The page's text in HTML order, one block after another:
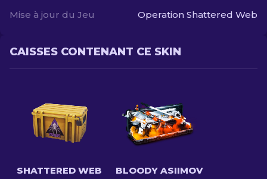
Mise à jour du Jeu
Operation Shattered Web
CAISSES CONTENANT CE SKIN
SHATTERED WEB BLOODY ASIIMOV